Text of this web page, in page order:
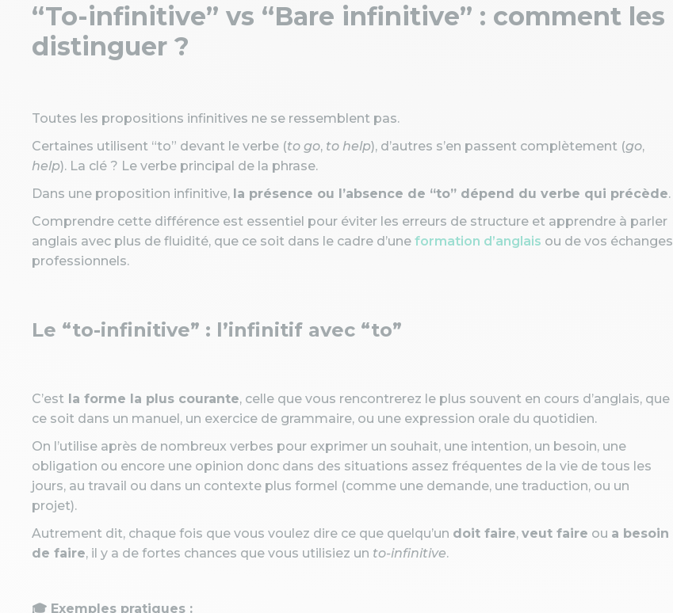
“To-infinitive” vs “Bare infinitive” : comment les
distinguer ?
Toutes les propositions infinitives ne se ressemblent pas.
Certaines utilisent “to” devant le verbe (to go, to help), d’autres s’en passent complètement (go,
help). La clé ? Le verbe principal de la phrase.
Dans une proposition infinitive, la présence ou l’absence de “to” dépend du verbe qui précède.
Comprendre cette différence est essentiel pour éviter les erreurs de structure et apprendre à parler
anglais avec plus de fluidité, que ce soit dans le cadre d’une formation d’anglais ou de vos échanges
professionnels.
Le “to-infinitive” : l’infinitif avec “to”
C’est la forme la plus courante, celle que vous rencontrerez le plus souvent en cours d’anglais, que
ce soit dans un manuel, un exercice de grammaire, ou une expression orale du quotidien.
On l’utilise après de nombreux verbes pour exprimer un souhait, une intention, un besoin, une
obligation ou encore une opinion donc dans des situations assez fréquentes de la vie de tous les
jours, au travail ou dans un contexte plus formel (comme une demande, une traduction, ou un
projet).
Autrement dit, chaque fois que vous voulez dire ce que quelqu’un doit faire, veut faire ou a besoin
de faire, il y a de fortes chances que vous utilisiez un to-infinitive.
🎓 Exemples pratiques :